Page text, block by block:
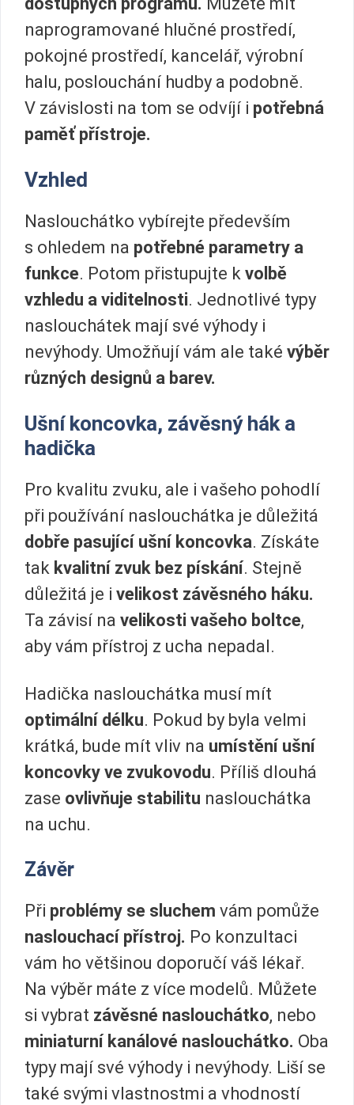
naprogramované hlučné prostředí,
pokojné prostředí, kancelář, výrobní
halu, poslouchání hudby a podobně.
V závislosti na tom se odvíjí i potřebná
paměť přístroje.
Vzhled
Naslouchátko vybírejte především
s ohledem na potřebné parametry a
funkce. Potom přistupujte k volbě
vzhledu a viditelnosti. Jednotlivé typy
naslouchátek mají své výhody i
nevýhody. Umožňují vám ale také výběr
různých designů a barev.
Ušní koncovka, závěsný hák a
hadička
Pro kvalitu zvuku, ale i vašeho pohodlí
při používání naslouchátka je důležitá
dobře pasující ušní koncovka. Získáte
tak kvalitní zvuk bez pískání. Stejně
důležitá je i velikost závěsného háku.
Ta závisí na velikosti vašeho boltce,
aby vám přístroj z ucha nepadal.
Hadička naslouchátka musí mít
optimální délku. Pokud by byla velmi
krátká, bude mít vliv na umístění ušní
koncovky ve zvukovodu. Příliš dlouhá
zase ovlivňuje stabilitu naslouchátka
na uchu.
Závěr
Při problémy se sluchem vám pomůže
naslouchací přístroj. Po konzultaci
vám ho většinou doporučí váš lékař.
Na výběr máte z více modelů. Můžete
si vybrat závěsné naslouchátko, nebo
miniaturní kanálové naslouchátko. Oba
typy mají své výhody i nevýhody. Liší se
také svými vlastnostmi a vhodností